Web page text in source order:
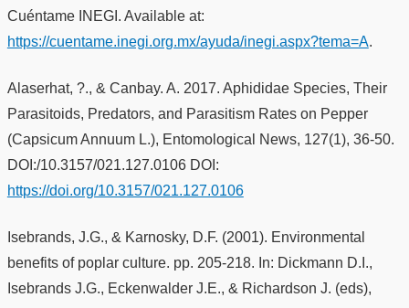
Cuéntame INEGI. Available at:
https://cuentame.inegi.org.mx/ayuda/inegi.aspx?tema=A.
Alaserhat, ?., & Canbay. A. 2017. Aphididae Species, Their
Parasitoids, Predators, and Parasitism Rates on Pepper
(Capsicum Annuum L.), Entomological News, 127(1), 36-50.
DOI:/10.3157/021.127.0106 DOI:
https://doi.org/10.3157/021.127.0106
Isebrands, J.G., & Karnosky, D.F. (2001). Environmental
benefits of poplar culture. pp. 205-218. In: Dickmann D.I.,
Isebrands J.G., Eckenwalder J.E., & Richardson J. (eds),